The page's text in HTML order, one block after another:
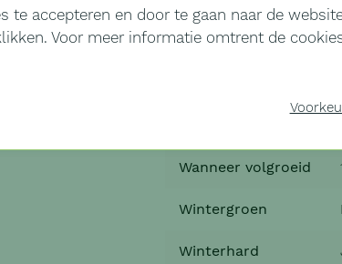
Wanneer volgroeid
Wintergroen
Winterhard
te accepteren en door te gaan naar de
Voor meer informatie omtrent de